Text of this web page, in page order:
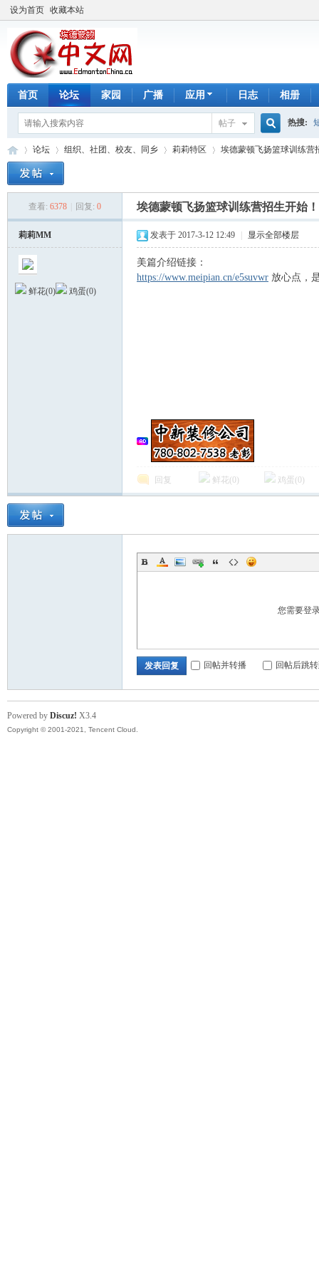
设为首页 收藏本站
首页 论坛 家园 广播 应用 日志 相册
帖子
搜
索
热搜:
手工皂
蒙
论坛
›
组织、社团、校友、同乡
›
莉莉特区
›
埃德蒙顿飞扬篮球训练营
查看: 6378 回复: 0 埃德蒙顿飞扬篮球训练营招生开始！
莉莉MM
鲜花(0) 鸡蛋(0)
发表于 2017-3-12 12:49 显示全部楼层
美篇介绍链接：
https://www.meipian.cn/e5suvwr 放心点，
回复 鲜花( 0 ) 鸡蛋( 0 )
您需要登
发表回复 回帖并转播 回帖后跳
Powered by Discuz! X3.4
Copyright © 2001-2021, Tencent Cloud.